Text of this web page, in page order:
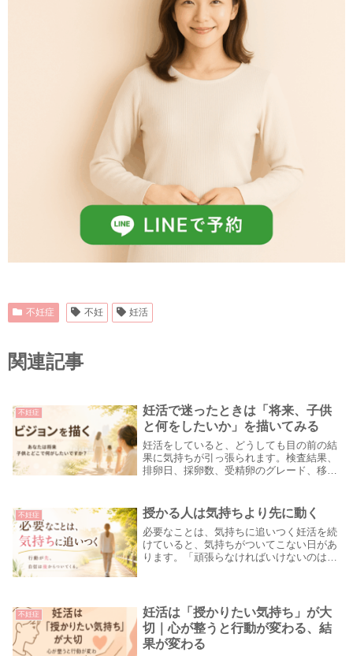
不妊症 不妊 妊活
関連記事
不妊症
妊活で迷ったときは「将来、子供
と何をしたいか」を描いてみる
妊活をしていると、どうしても目の前の結
果に気持ちが引っ張られます。検査結果、
排卵日、採卵数、受精卵のグレード、移植
のが苦しくなってしまうことがあります。
本来、妊活の...
不妊症 授かる人は気持ちより先に動く
必要なことは、気持ちに追いつく妊活を続
けていると、気持ちがついてこない日があ
ります。「頑張らなければいけないのは分
珍しいことで...
不妊症
妊活は「授かりたい気持ち」が大
切｜心が整うと行動が変わる、結
果が変わる